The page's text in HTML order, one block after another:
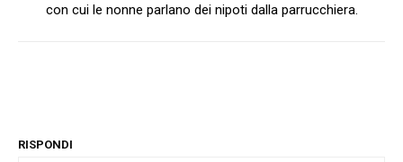
con cui le nonne parlano dei nipoti dalla parrucchiera.
RISPONDI